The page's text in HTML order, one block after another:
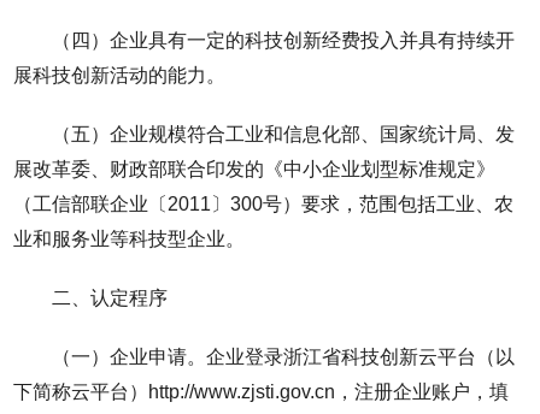
（四）企业具有一定的科技创新经费投入并具有持续开
展科技创新活动的能力。
（五）企业规模符合工业和信息化部、国家统计局、发
展改革委、财政部联合印发的《中小企业划型标准规定》
（工信部联企业〔2011〕300号）要求，范围包括工业、农
业和服务业等科技型企业。
二、认定程序
（一）企业申请。企业登录浙江省科技创新云平台（以
下简称云平台）http://www.zjsti.gov.cn，注册企业账户，填